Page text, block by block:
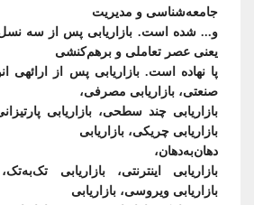
و... شده است. بازاریابی پس از سه
پا نهاده است. بازاریابی پس از ارائه­ی
بازاریابی چند سطحی، بازاریابی
بازاریابی چریکی، بازاریابی
بازاریابی اینترنتی، بازاریابی
بازاریابی ویروسی،